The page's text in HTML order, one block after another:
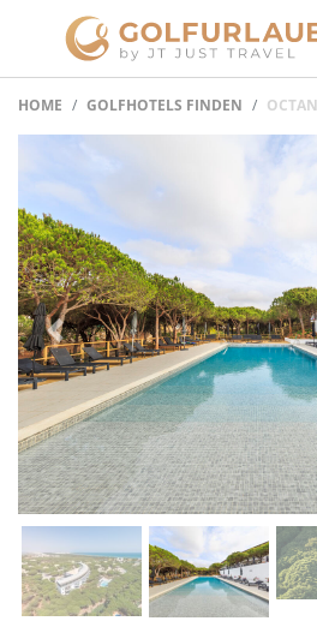
HOME GOLFHOTELS FINDEN